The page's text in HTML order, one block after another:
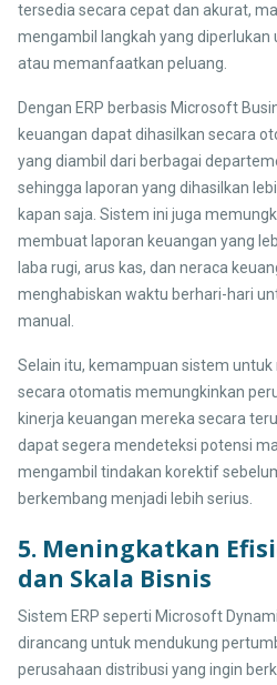
tersedia secara cepat dan akurat,
mengambil langkah yang
atau memanfaatkan peluang.
Dengan ERP berbasis Microsoft
keuangan dapat dihasilkan secara
yang diambil dari berbagai
sehingga laporan yang dihasilkan
kapan saja. Sistem ini juga
membuat laporan keuangan yang
laba rugi, arus kas, dan neraca
menghabiskan waktu berhari-hari
manual.
Selain itu, kemampuan sistem
secara otomatis memungkinkan
kinerja keuangan mereka secara
dapat segera mendeteksi potensi
mengambil tindakan korektif
berkembang menjadi lebih serius.
5. Meningkatkan
dan Skala Bisnis
Sistem ERP seperti Microsoft
dirancang untuk mendukung
perusahaan distribusi yang ingin